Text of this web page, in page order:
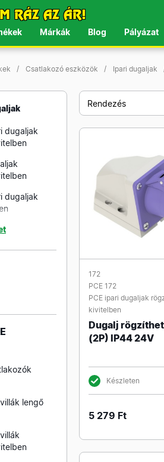
RÁZ AZ ÁR!
Márkák Blog Pályázat
Csatlakozó eszközök Ipari dugaljak
dugaljak
dugaljak
lengő
lengő
Rendezés
172
PCE 172
PCE ipari dugaljak
kivitelben
Dugalj
(2P) IP44 24V
Készleten
5 279 Ft